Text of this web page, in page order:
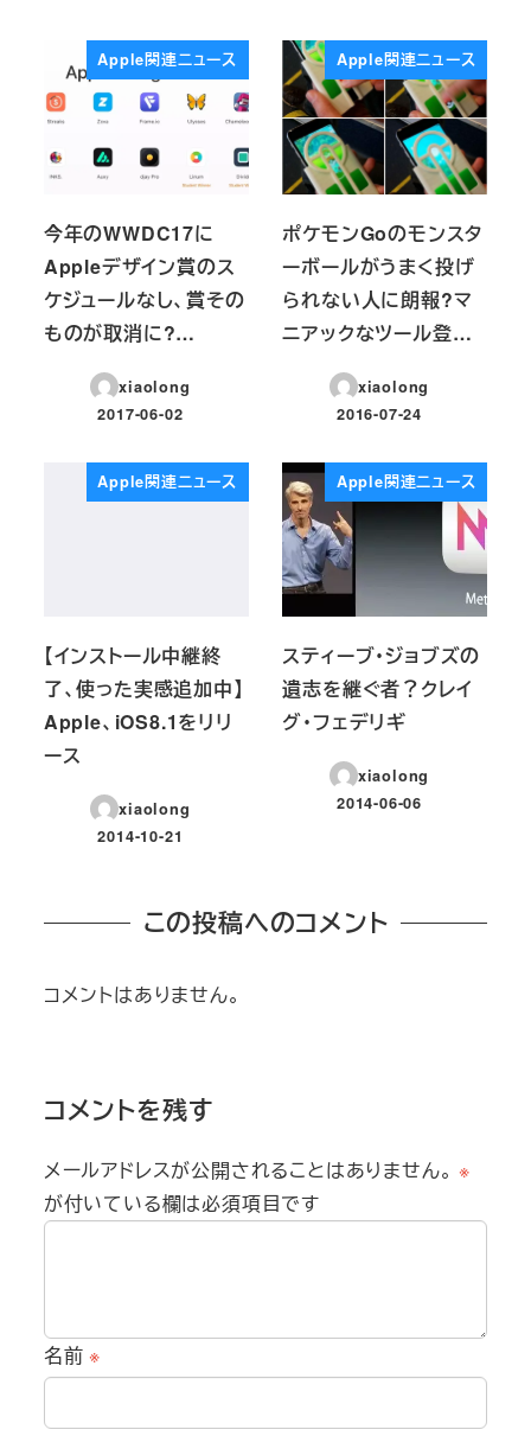
Apple関連ニュース
今年のWWDC17に
Appleデザイン賞のス
ケジュールなし、賞その
ものが取消に?…
xiaolong
投稿日
2017-06-02
Apple関連ニュース
ポケモンGoのモンスタ
ーボールがうまく投げ
られない人に朗報?マ
ニアックなツール登…
xiaolong
投稿日
2016-07-24
Apple関連ニュース
【インストール中継終
了、使った実感追加中】
Apple、iOS8.1をリリ
ース
xiaolong
投稿日
2014-10-21
Apple関連ニュース
スティーブ・ジョブズの
遺志を継ぐ者？クレイ
グ・フェデリギ
xiaolong
投稿日
2014-06-06
この投稿へのコメント
コメントはありません。
コメントを残す
メールアドレスが公開されることはありません。 ※
が付いている欄は必須項目です
名前※